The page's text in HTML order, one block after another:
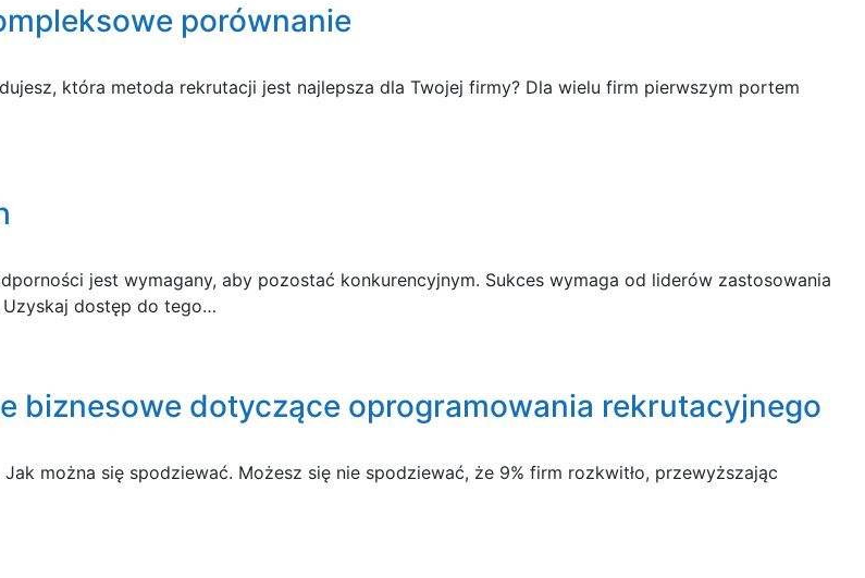
porównanie
która metoda rekrutacji jest najlepsza dla Twojej firmy? Dla wielu firm pierwszym portem
jest wymagany, aby pozostać konkurencyjnym. Sukces wymaga od liderów zastosowania
Uzyskaj dostęp do tego…
biznesowe dotyczące oprogramowania rekrutacyjnego
można się spodziewać. Możesz się nie spodziewać, że 9% firm rozkwitło, przewyższając